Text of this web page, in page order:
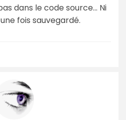
dans le code source... Ni
fois sauvegardé.